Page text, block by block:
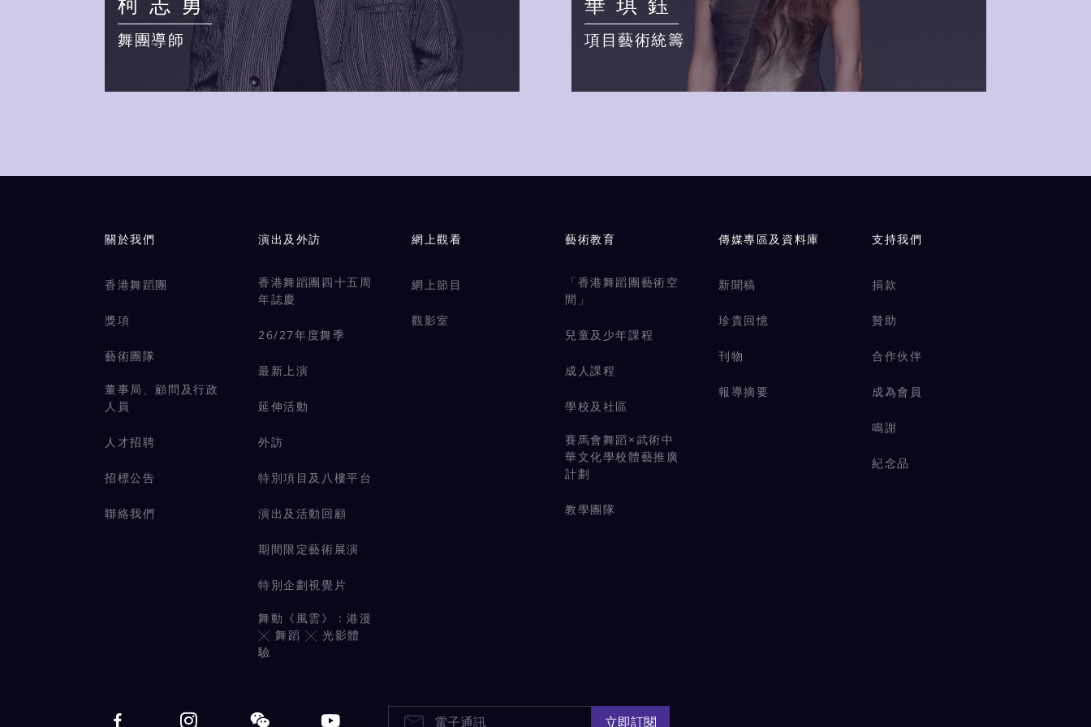
舞團導師 項目藝術統籌
Main navigation
關於我們
香港舞蹈團
獎項
藝術團隊
董事局、顧問及行政
人員
人才招聘
招標公告
聯絡我們
演出及外訪
香港舞蹈團四十五周
年誌慶
26/27年度舞季
最新上演
延伸活動
外訪
特別項目及八樓平台
演出及活動回顧
期間限定藝術展演
特別企劃視覺片
舞動《風雲》：港漫
╳ 舞蹈 ╳ 光影體
驗
網上觀看
網上節目
觀影室
藝術教育
「香港舞蹈團藝術空
間」
兒童及少年課程
成人課程
學校及社區
賽馬會舞蹈×武術中
華文化學校體藝推廣
計劃
教學團隊
傳媒專區及資料庫
新聞稿
珍貴回憶
刊物
報導摘要
支持我們
捐款
贊助
合作伙伴
成為會員
鳴謝
紀念品
E-Newsletters 立即訂閱